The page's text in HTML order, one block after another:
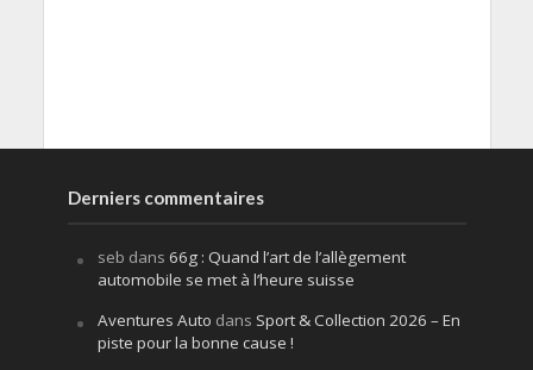
Derniers commentaires
seb dans 66g : Quand l’art de l’allègement
automobile se met à l’heure suisse
Aventures Auto dans Sport & Collection 2026 – En
piste pour la bonne cause !